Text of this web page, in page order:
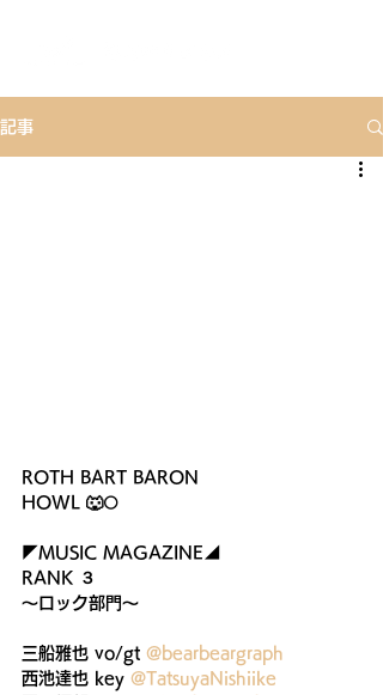
記事
ROTH BART BARON
HOWL 🐺🌕
◤MUSIC MAGAZINE◢
RANK ３
〜ロック部門〜
三船雅也 vo/gt @bearbeargraph
西池達也 key @TatsuyaNishiike